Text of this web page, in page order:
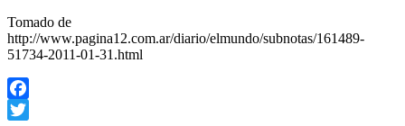
Tomado de
http://www.pagina12.com.ar/diario/elmundo/subnotas/161489-
51734-2011-01-31.html
Facebook